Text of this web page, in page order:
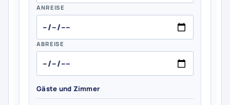
ANREISE
ABREISE
Gäste und Zimmer